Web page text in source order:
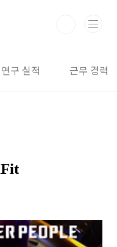
연구 실적 근무 경력